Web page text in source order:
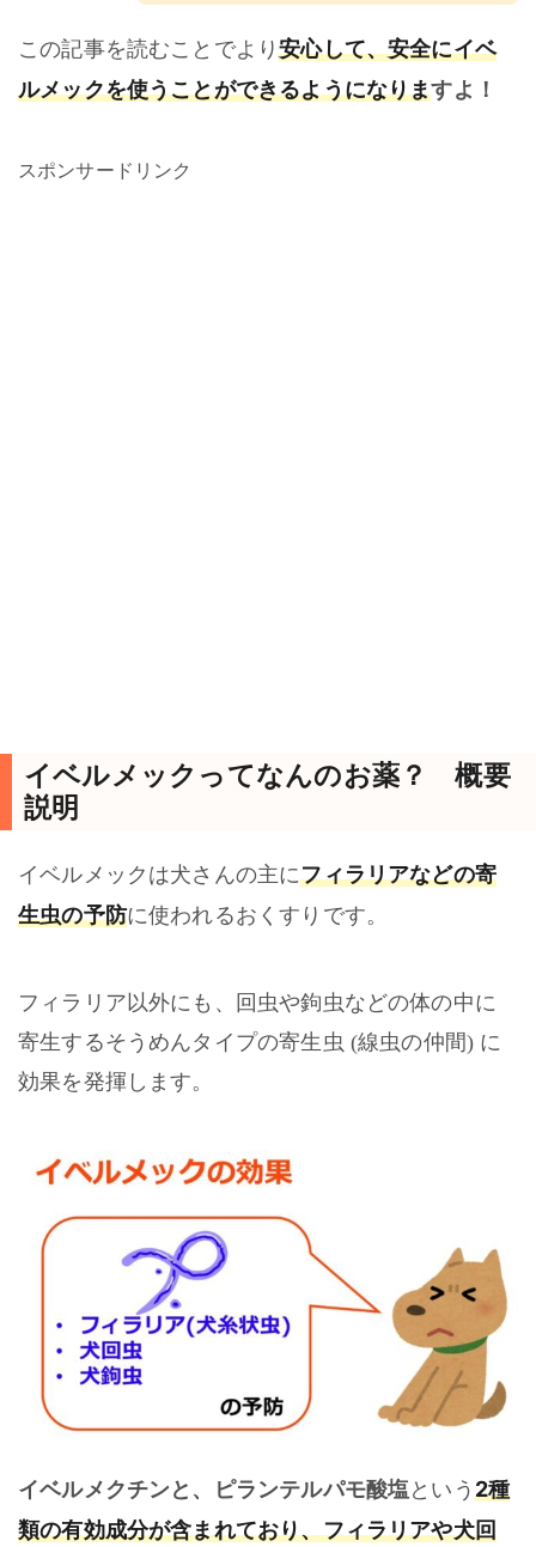
この記事を読むことでより安心して、安全にイベ
ルメックを使うことができるようになりますよ！
スポンサードリンク
イベルメックってなんのお薬？ 概要
説明
イベルメックは犬さんの主にフィラリアなどの寄
生虫の予防に使われるおくすりです。
フィラリア以外にも、回虫や鉤虫などの体の中に
寄生するそうめんタイプの寄生虫 (線虫の仲間) に
効果を発揮します。
イベルメクチンと、ピランテルパモ酸塩 という 2種
類の有効成分が含まれており、フィラリアや犬回